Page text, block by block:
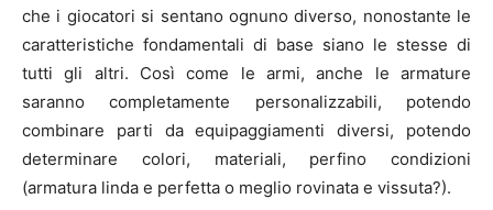
che i giocatori si sentano ognuno diverso, nonostante le
caratteristiche fondamentali di base siano le stesse di
tutti gli altri. Così come le armi, anche le armature
saranno completamente personalizzabili, potendo
combinare parti da equipaggiamenti diversi, potendo
determinare colori, materiali, perfino condizioni
(armatura linda e perfetta o meglio rovinata e vissuta?).